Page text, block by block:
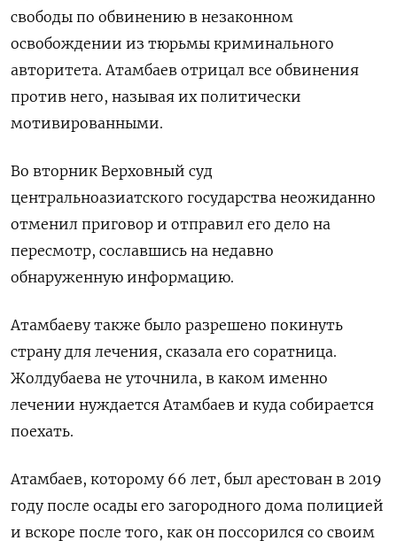
свободы по обвинению в незаконном
освобождении из тюрьмы криминального
авторитета. Атамбаев отрицал все обвинения
против него, называя их политически
мотивированными.
Во вторник Верховный суд
центральноазиатского государства неожиданно
отменил приговор и отправил его дело на
пересмотр, сославшись на недавно
обнаруженную информацию.
Атамбаеву также было разрешено покинуть
страну для лечения, сказала его соратница.
Жолдубаева не уточнила, в каком именно
лечении нуждается Атамбаев и куда собирается
поехать.
Атамбаев, которому 66 лет, был арестован в 2019
году после осады его загородного дома полицией
и вскоре после того, как он поссорился со своим